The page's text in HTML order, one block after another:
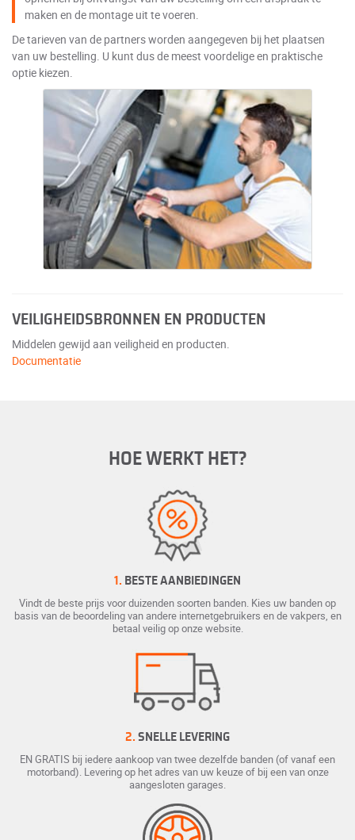
maken en de montage uit te voeren.
De tarieven van de partners worden aangegeven bij het plaatsen
van uw bestelling. U kunt dus de meest voordelige en praktische
optie kiezen.
VEILIGHEIDSBRONNEN EN PRODUCTEN
Middelen gewijd aan veiligheid en producten.
Documentatie
HOE WERKT HET?
1. BESTE AANBIEDINGEN
Vindt de beste prijs voor duizenden soorten banden. Kies uw banden op
basis van de beoordeling van andere internetgebruikers en de vakpers, en
betaal veilig op onze website.
2. SNELLE LEVERING
EN GRATIS bij iedere aankoop van twee dezelfde banden (of vanaf een
motorband). Levering op het adres van uw keuze of bij een van onze
aangesloten garages.